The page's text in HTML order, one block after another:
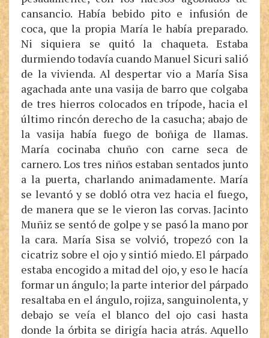
cansancio. Había bebido pito e infusión de
coca, que la propia María le había preparado.
Ni siquiera se quitó la chaqueta. Estaba
durmiendo todavía cuando Manuel Sicuri salió
de la vivienda. Al despertar vio a María Sisa
agachada ante una vasija de barro que colgaba
de tres hierros colocados en trípode, hacia el
último rincón derecho de la casucha; abajo de
la vasija había fuego de boñiga de llamas.
María cocinaba chuño con carne seca de
carnero. Los tres niños estaban sentados junto
a la puerta, charlando animadamente. María
se levantó y se dobló otra vez hacia el fuego,
de manera que se le vieron las corvas. Jacinto
Muñiz se sentó de golpe y se pasó la mano por
la cara. María Sisa se volvió, tropezó con la
cicatriz sobre el ojo y sintió miedo. El párpado
estaba encogido a mitad del ojo, y eso le hacía
formar un ángulo; la parte interior del párpado
resaltaba en el ángulo, rojiza, sanguinolenta, y
debajo se veía el blanco del ojo casi hasta
donde la órbita se dirigía hacia atrás. Aquello